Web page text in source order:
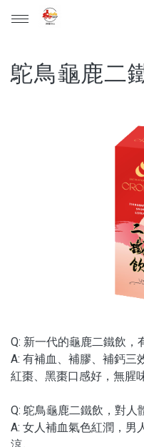
金門/杏海 一條根 產品 (
天山雪蓮清氣飲+金箔皂
沖泡飲品
蒜糖1906限定
品牌
鴕鳥龜鹿二
Q: 新一代的龜鹿二鐵飲，
A: 有補血、補膠、補鈣三
紅棗、黑棗口感好，無腥味
Q: 鴕鳥龜鹿二鐵飲，對人
A: 女人補血氣色紅潤，男
涼。